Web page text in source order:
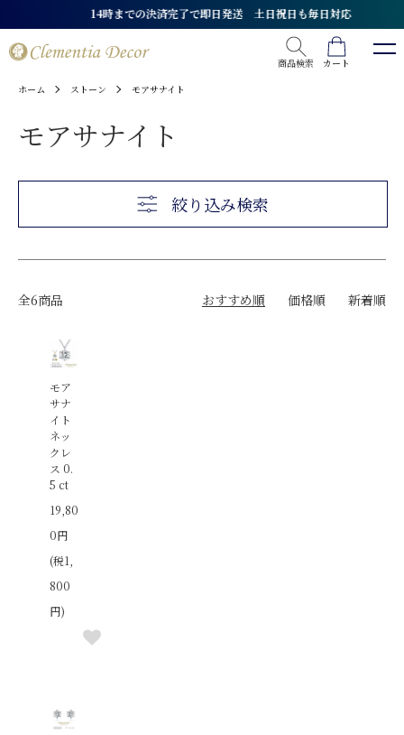
14時までの決済完了で即日発送 土日祝日も毎日対応
商品検索
カート
ホーム
ストーン モアサナイト
モアサナイト
絞り込み検索
全6商品 おすすめ順 価格順 新着順
モア
サナ
イト
ネッ
クレ
ス 0.
5 ct
19,80
0円
(税1,
800
円)
モチーフから探す
リーフ
ハート
リボン
クラウン
その他
誕生石から探す
1月ガーネット
6月真珠
8月ペリドット
9月サファイア
10月ピンクトルマリン
10月ローズクオーツ
10月オパール
11月シトリン
12月タンザナイト
地金から探す
地金ジュエリー
9,000円以下
15,000円以下
20,000円以下
30,000円以下
40,000円以下
50,000円以下
50,000円以上